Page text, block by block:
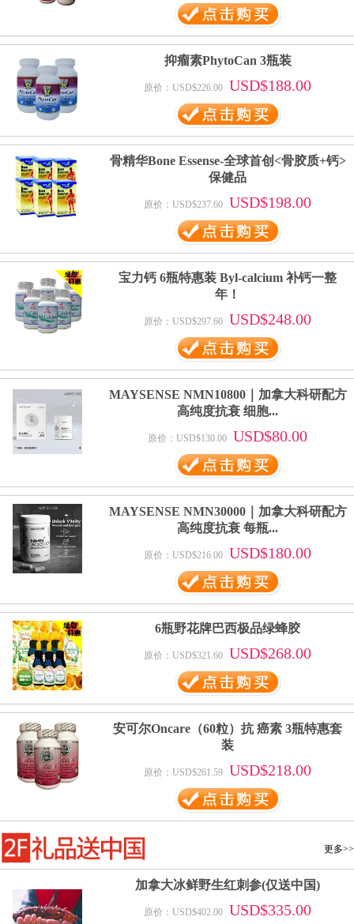
抑瘤素PhytoCan 3瓶装
原价：USD$226.00 USD$188.00
骨精华Bone Essense-全球首创<骨胶质+钙>
保健品
原价：USD$237.60 USD$198.00
宝力钙 6瓶特惠装 Byl-calcium 补钙一整
年！
原价：USD$297.60 USD$248.00
MAYSENSE NMN10800｜加拿大科研配方
高纯度抗衰 细胞...
原价：USD$130.00 USD$80.00
MAYSENSE NMN30000｜加拿大科研配方
高纯度抗衰 每瓶...
原价：USD$216.00 USD$180.00
6瓶野花牌巴西极品绿蜂胶
原价：USD$321.60 USD$268.00
安可尔Oncare（60粒）抗 癌素 3瓶特惠套
装
原价：USD$261.59 USD$218.00
更多>>
加拿大冰鲜野生红刺参(仅送中国)
原价：USD$402.00 USD$335.00